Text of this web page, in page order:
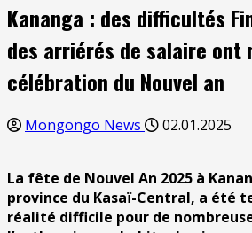
Kananga : des difficultés
des arriérés de salaire ont
célébration du Nouvel an
Mongongo News 02.01.2025
La fête de Nouvel An 2025 à
province du Kasaï-Central, a été
réalité difficile pour de